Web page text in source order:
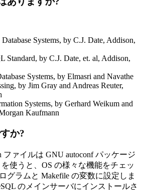
Systems, by C.J. Date, Addison,
Standard, by C.J. Date, et. al, Addison,
Systems, by Elmasri and Navathe
by Jim Gray and Andreas Reuter,
Systems, by Gerhard Weikum and
Kaufmann
か?
ファイルは GNU autoconf パッケージ
使うと、OS の様々な機能をチェッ
グラムと Makefile の変数に設定しま
のメインサーバにインストールさ